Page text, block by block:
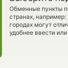
Обменные пункты
странах, например:
городах могут
удобнее ввести